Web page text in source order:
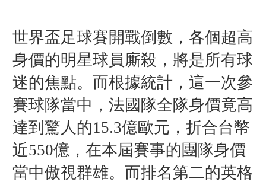
世界盃足球賽開戰倒數，各個超高
身價的明星球員廝殺，將是所有球
迷的焦點。而根據統計，這一次參
賽球隊當中，法國隊全隊身價竟高
達到驚人的15.3億歐元，折合台幣
近550億，在本屆賽事的團隊身價
當中傲視群雄。而排名第二的英格